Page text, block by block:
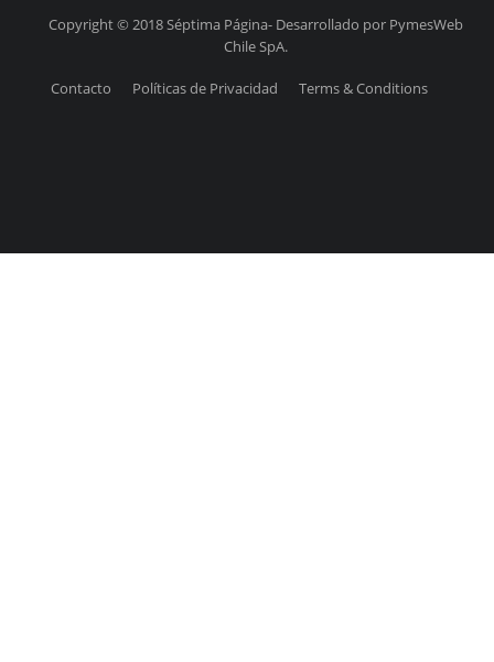
Copyright © 2018 Séptima Página- Desarrollado por PymesWeb
Chile SpA.
Contacto Políticas de Privacidad Terms & Conditions